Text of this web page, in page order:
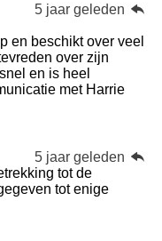
5 jaar geleden
en beschikt over veel
over zijn
en is heel
met Harrie
5 jaar geleden
tot de
tot enige